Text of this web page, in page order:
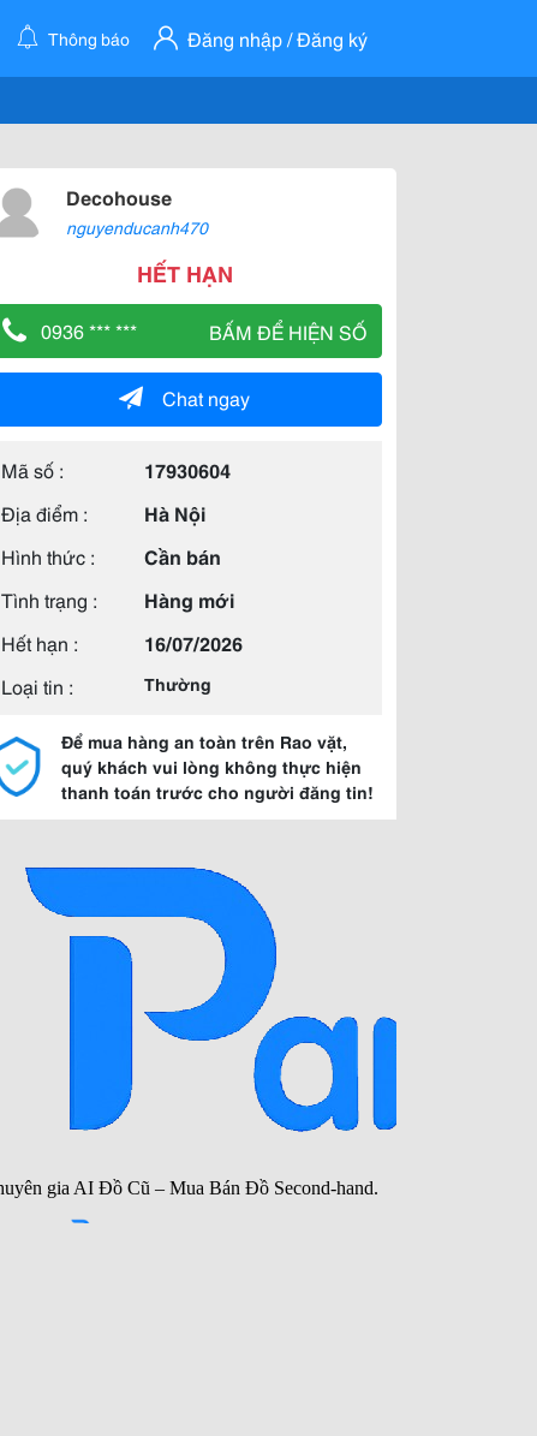
Thông báo Đăng nhập / Đăng ký
Decohouse
nguyenducanh470
HẾT HẠN
0936 *** *** BẤM ĐỂ HIỆN SỐ
Chat ngay
Mã số :
17930604
Địa điểm :
Hà Nội
Hình thức :
Cần bán
Tình trạng :
Hàng mới
Hết hạn :
16/07/2026
Loại tin :
Thường
Để mua hàng an toàn trên Rao vặt,
quý khách vui lòng không thực hiện
thanh toán trước cho người đăng tin!